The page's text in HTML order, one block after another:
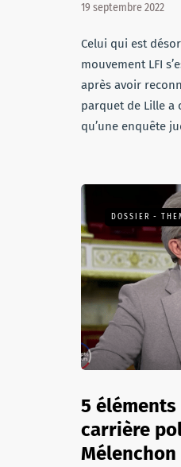
19 septembre 2022
Celui qui est
mouvement LFI
après avoir
parquet de Lille a
qu’une enquête
DOSSIER -
5
carrière
Mélenchon